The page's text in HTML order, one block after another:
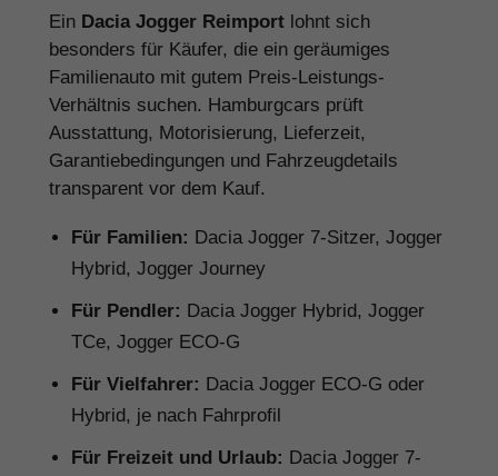
Ein Dacia Jogger Reimport lohnt sich
besonders für Käufer, die ein geräumiges
Familienauto mit gutem Preis-Leistungs-
Verhältnis suchen. Hamburgcars prüft
Ausstattung, Motorisierung, Lieferzeit,
Garantiebedingungen und Fahrzeugdetails
transparent vor dem Kauf.
Für Familien: Dacia Jogger 7-Sitzer, Jogger
Hybrid, Jogger Journey
Für Pendler: Dacia Jogger Hybrid, Jogger
TCe, Jogger ECO-G
Für Vielfahrer: Dacia Jogger ECO-G oder
Hybrid, je nach Fahrprofil
Für Freizeit und Urlaub: Dacia Jogger 7-